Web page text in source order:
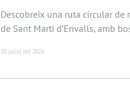
Descobreix una ruta circular de
de Sant Martí d’Envalls, amb
30 juliol del 2026